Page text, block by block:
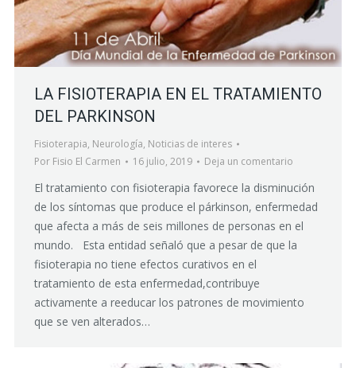
LA FISIOTERAPIA EN EL TRATAMIENTO
DEL PARKINSON
Fisioterapia, Neurología, Noticias de interes
Por Fisio El Carmen 16 julio, 2019 Deja un comentario
El tratamiento con fisioterapia favorece la disminución
de los síntomas que produce el párkinson, enfermedad
que afecta a más de seis millones de personas en el
mundo. Esta entidad señaló que a pesar de que la
fisioterapia no tiene efectos curativos en el
tratamiento de esta enfermedad,contribuye
activamente a reeducar los patrones de movimiento
que se ven alterados…